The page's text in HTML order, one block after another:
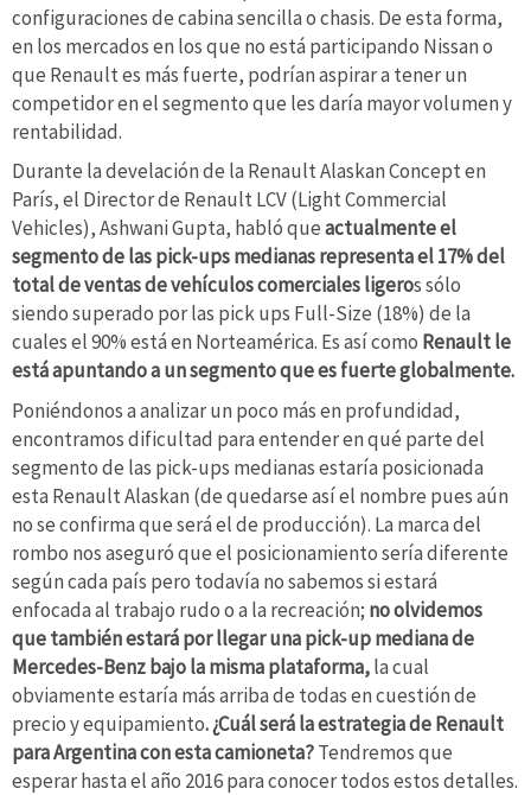
configuraciones de cabina sencilla o chasis. De esta forma,
en los mercados en los que no está participando Nissan o
que Renault es más fuerte, podrían aspirar a tener un
competidor en el segmento que les daría mayor volumen y
rentabilidad.
Durante la develación de la Renault Alaskan Concept en
París, el Director de Renault LCV (Light Commercial
Vehicles), Ashwani Gupta, habló queactualmente el
segmento de las pick-ups medianas representa el 17% del
total de ventas de vehículos comerciales ligeros sólo
siendo superado por las pick ups Full-Size (18%) de la
cuales el 90% está en Norteamérica. Es así como Renault le
está apuntando a un segmento que es fuerte globalmente.
Poniéndonos a analizar un poco más en profundidad,
encontramos dificultad para entender en qué parte del
segmento de las pick-ups medianas estaría posicionada
esta Renault Alaskan (de quedarse así el nombre pues aún
no se confirma que será el de producción). La marca del
rombo nos aseguró que el posicionamiento sería diferente
según cada país pero todavía no sabemos si estará
enfocada al trabajo rudo o a la recreación; no olvidemos
que también estará por llegar una pick-up mediana de
Mercedes-Benz bajo la misma plataforma,la cual
obviamente estaría más arriba de todas en cuestión de
precio y equipamiento. ¿Cuál será la estrategia de Renault
para Argentina con esta camioneta?Tendremos que
esperar hasta el año 2016 para conocer todos estos detalles.